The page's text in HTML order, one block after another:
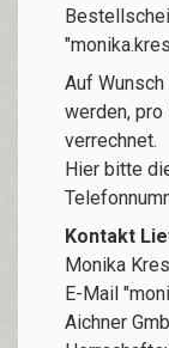
Auf
werden, pro
verrechnet.
Hier bitte
Kontakt
Monika
E-Mail
Aichner